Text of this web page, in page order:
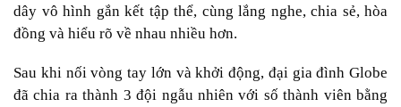
dây vô hình gắn kết tập thể, cùng lắng nghe, chia sẻ, hòa
đồng và hiểu rõ về nhau nhiều hơn.
Sau khi nối vòng tay lớn và khởi động, đại gia đình Globe
đã chia ra thành 3 đội ngẫu nhiên với số thành viên bằng